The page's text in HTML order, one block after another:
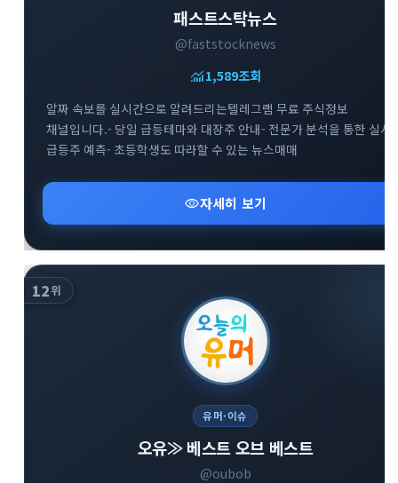
패스트스탁뉴스
@faststocknews
monitoring1,589조회
알짜 속보를 실시간으로 알려드리는텔레그램 무료 주식정보
채널입니다.- 당일 급등테마와 대장주 안내- 전문가 분석을 통한 실시
급등주 예측- 초등학생도 따라할 수 있는 뉴스매매
visibility자세히 보기
12위
유머·이슈
오유≫ 베스트 오브 베스트
@oubob